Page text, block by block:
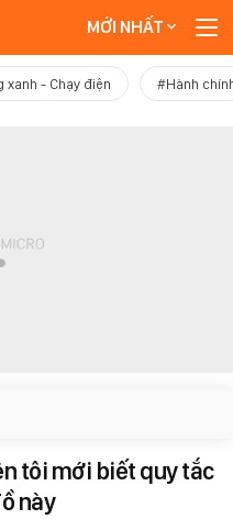
MỚI NHẤT
xanh - Chạy điện #Hành
tôi mới biết quy tắc
này